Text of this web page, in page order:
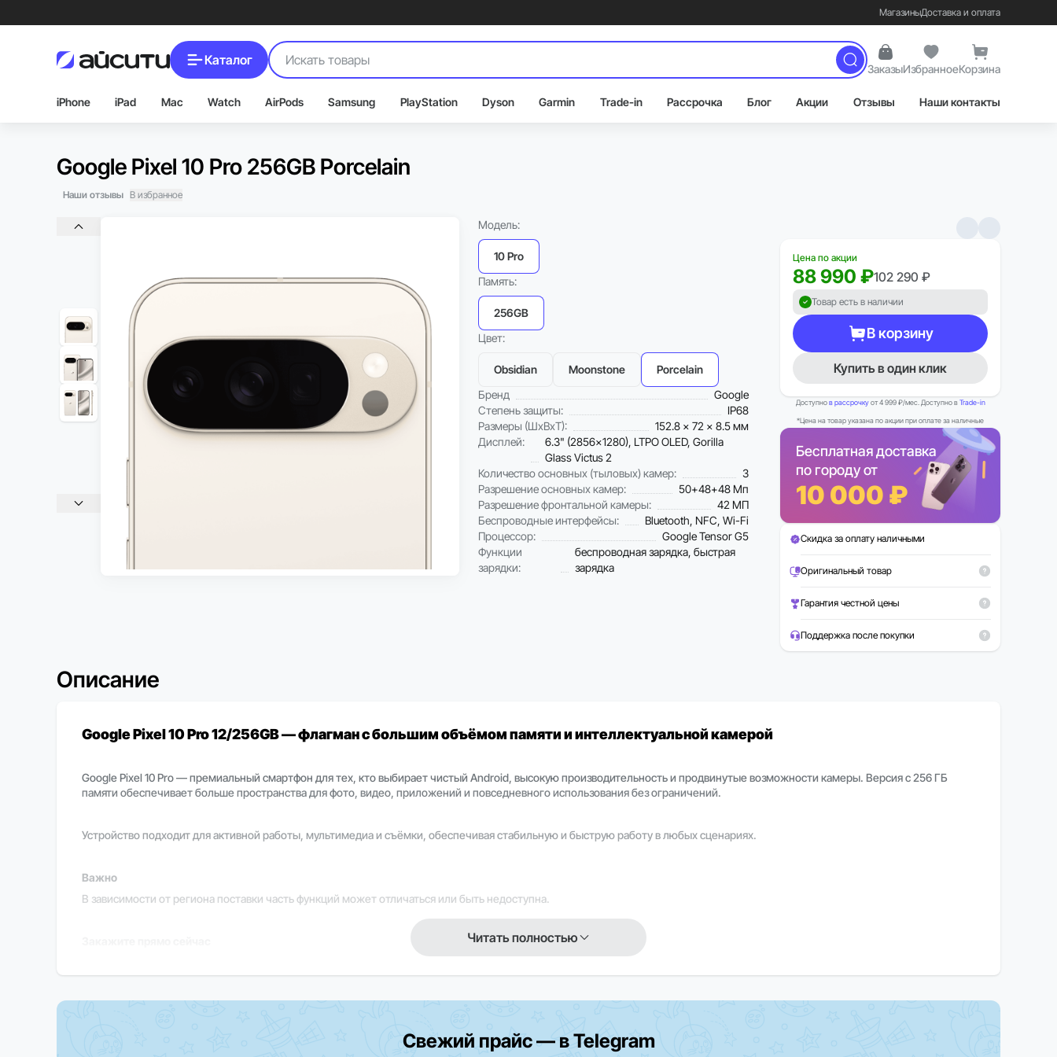
МагазиныДоставка и оплата
Каталог
ЗаказыИзбранноеКорзина
iPhone iPad Mac Watch AirPods Samsung PlayStation Dyson Garmin Trade-in Рассрочка Блог Акции Отзывы Наши контакты
Google Pixel 10 Pro 256GB Porcelain
Наши отзывы В избранное
Модель:
10 Pro
Память:
256GB
Цвет:
Obsidian Moonstone
Porcelain
Бренд
Google
Степень защиты:
IP68
Размеры (ШxВxТ):
152.8 x 72 x 8.5 мм
Дисплей:
6.3" (2856x1280), LTPO OLED, Gorilla
Glass Victus 2
Количество основных (тыловых) камер:
3
Разрешение основных камер:
50+48+48 Мп
Разрешение фронтальной камеры:
42 МП
Беспроводные интерфейсы:
Bluetooth, NFC, Wi-Fi
Процессор:
Google Tensor G5
Функции
зарядки:
беспроводная зарядка, быстрая
зарядка
Цена по акции
88 990 ₽102 290 ₽
Товар есть в наличии
В корзину
Купить в один клик
Доступнов рассрочкуот 4 999 ₽/мес. Доступно вTrade-in
*Цена на товар указана по акции при оплате за наличные
Бесплатная доставка
по городу от
10 000 ₽
Скидка за оплату наличными
Оригинальный товар
Гарантия честной цены
Поддержка после покупки
Описание
Google Pixel 10 Pro 12/256GB — флагман с большим объёмом памяти и интеллектуальной камерой
Google Pixel 10 Pro — премиальный смартфон для тех, кто выбирает чистый Android, высокую производительность и продвинутые возможности камеры. Версия с 256 ГБ
памяти обеспечивает больше пространства для фото, видео, приложений и повседневного использования без ограничений.
Устройство подходит для активной работы, мультимедиа и съёмки, обеспечивая стабильную и быструю работу в любых сценариях.
Важно
В зависимости от региона поставки часть функций может отличаться или быть недоступна.
Android.
Читать полностью
Свежий прайс — в Telegram